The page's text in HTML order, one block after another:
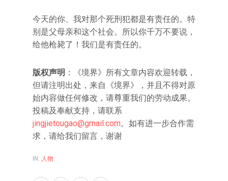
今天的你、我对那个死刑犯都是有责任的。特
别是父母亲和这个社会。所以你千万不要说，
给他枪毙了！我们是有责任的。
版权声明 ：《境界》所有文章内容欢迎转载，
但请注明出处，来自《境界》，并且不得对原
始内容做任何修改，请尊重我们的劳动成果。
投稿及奉献支持，请联系
jingjietougao@gmail.com。如有进一步合作需
求，请给我们留言，谢谢
IN: 人物